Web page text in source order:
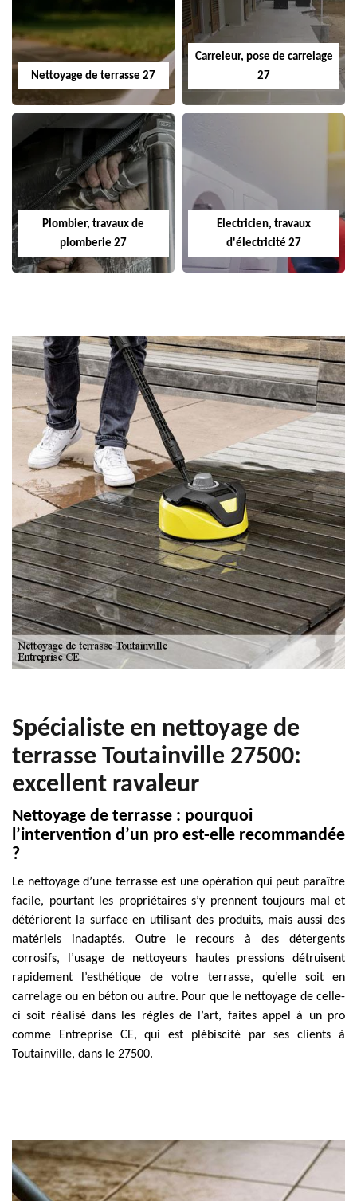
Nettoyage de terrasse 27
Carreleur, pose de carrelage
27
Plombier, travaux de
plomberie 27
Electricien, travaux
d'électricité 27
Spécialiste en nettoyage de
terrasse Toutainville 27500:
excellent ravaleur
Nettoyage de terrasse : pourquoi
l’intervention d’un pro est-elle recommandée
?
Le nettoyage d’une terrasse est une opération qui peut paraître
facile, pourtant les propriétaires s’y prennent toujours mal et
détériorent la surface en utilisant des produits, mais aussi des
matériels inadaptés. Outre le recours à des détergents
corrosifs, l’usage de nettoyeurs hautes pressions détruisent
rapidement l’esthétique de votre terrasse, qu’elle soit en
carrelage ou en béton ou autre. Pour que le nettoyage de celle-
ci soit réalisé dans les règles de l’art, faites appel à un pro
comme Entreprise CE, qui est plébiscité par ses clients à
Toutainville, dans le 27500.